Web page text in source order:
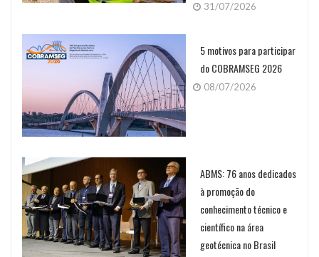
31/07/2026
5 motivos para participar
do COBRAMSEG 2026
08/07/2026
ABMS: 76 anos dedicados
à promoção do
conhecimento técnico e
científico na área
geotécnica no Brasil